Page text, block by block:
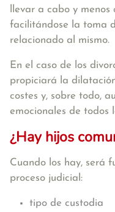
llevar a cabo y
facilitándose la toma
relacionado al mismo.
En el caso de los
propiciará la
costes y, sobre todo,
emocionales de todos
¿Hay hijos
Cuando los hay, será
proceso judicial:
tipo de custodia